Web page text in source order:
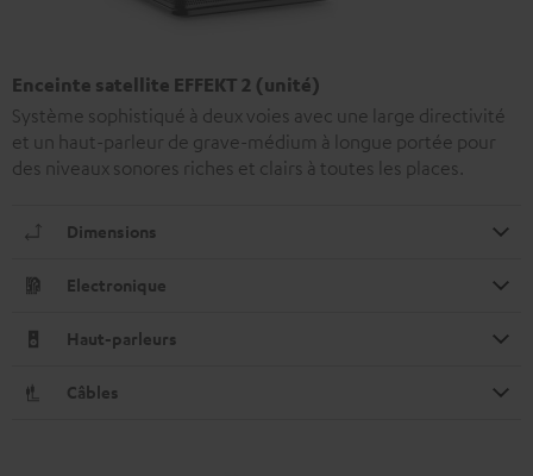
Enceinte satellite EFFEKT 2 (unité)
Système sophistiqué à deux voies avec une large directivité
et un haut-parleur de grave-médium à longue portée pour
des niveaux sonores riches et clairs à toutes les places.
Dimensions
Electronique
Haut-parleurs
Câbles